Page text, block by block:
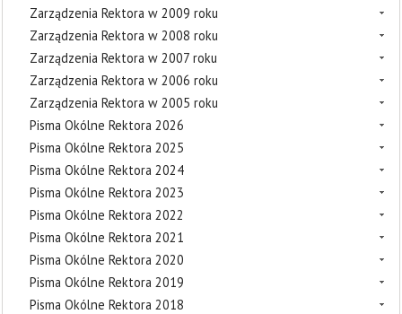
Zarządzenia Rektora w 2009 roku
Zarządzenia Rektora w 2008 roku
Zarządzenia Rektora w 2007 roku
Zarządzenia Rektora w 2006 roku
Zarządzenia Rektora w 2005 roku
Pisma Okólne Rektora 2026
Pisma Okólne Rektora 2025
Pisma Okólne Rektora 2024
Pisma Okólne Rektora 2023
Pisma Okólne Rektora 2022
Pisma Okólne Rektora 2021
Pisma Okólne Rektora 2020
Pisma Okólne Rektora 2019
Pisma Okólne Rektora 2018